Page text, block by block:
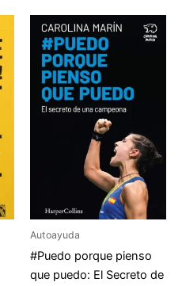
Autoayuda
#Puedo porque pienso
que puedo: El Secreto de